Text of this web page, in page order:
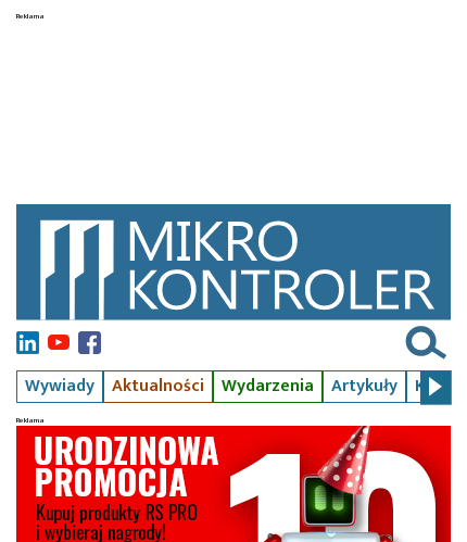
Wywiady Aktualności Wydarzenia Artykuły Kursy